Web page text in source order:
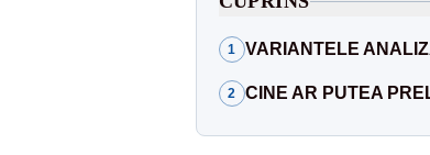
1 VARIANTELE
2 CINE AR PUTEA